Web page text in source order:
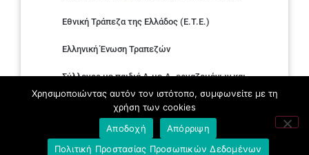
Εθνική Τράπεζα της Ελλάδος (E.T.E.)
Ελληνική Ένωση Τραπεζών
Σύλλογος με παιδιά Α.με.Α. εργαζομένων και
συνταξιούχων Ε.Τ.Ε.
Υπουργείο Εργασίας και Κοινωνικών
Υποθέσεων
Χρησιμοποιώντας αυτόν τον ιστότοπο, συμφωνείτε με τη
χρήση των cookies
Αποδοχή
Απόρριψη
Πολιτική Προστασίας Προσωπικών Δεδομένων